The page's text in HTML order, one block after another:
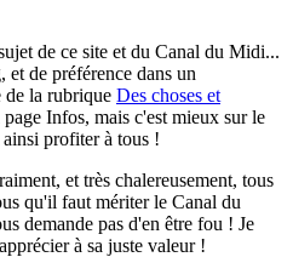
de ce site et du Canal du Midi...
de préférence dans un
de la rubrique Des choses et
Infos, mais c'est mieux sur le
profiter à tous !
et très chalereusement, tous
qu'il faut mériter le Canal du
demande pas d'en être fou ! Je
à sa juste valeur !